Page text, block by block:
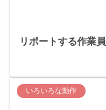
リポートする作業員
いろいろな動作